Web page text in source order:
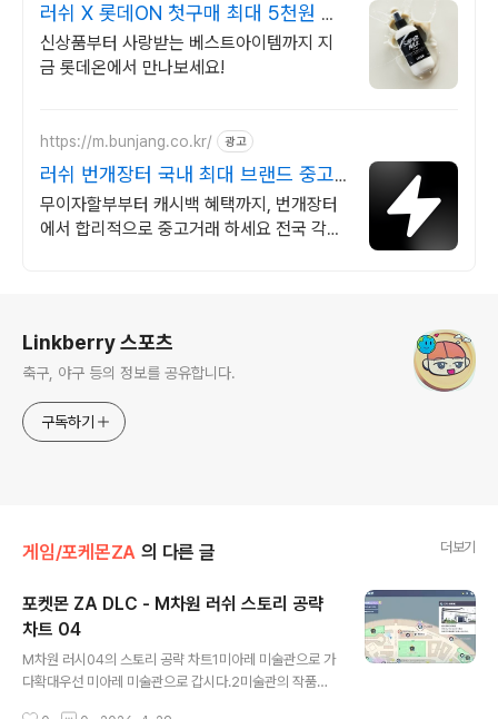
러쉬 X 롯데ON 첫구매 최대 5천원 혜
택!
신상품부터 사랑받는 베스트아이템까지 지
금 롯데온에서 만나보세요!
https://m.bunjang.co.kr/ 광고
러쉬 번개장터 국내 최대 브랜드 중고
거래
무이자할부부터 캐시백 혜택까지, 번개장터
에서 합리적으로 중고거래 하세요 전국 각지
Linkberry 스포츠
축구, 야구 등의 정보를 공유합니다.
구독하기
게임/포케몬ZA 의 다른 글 더보기
포켓몬 ZA DLC - M차원 러쉬 스토리 공략
차트 04
M차원 러시04의 스토리 공략 차트1미아레 미술관으로 가
다확대우선 미아레 미술관으로 갑시다.2미술관의 작품을